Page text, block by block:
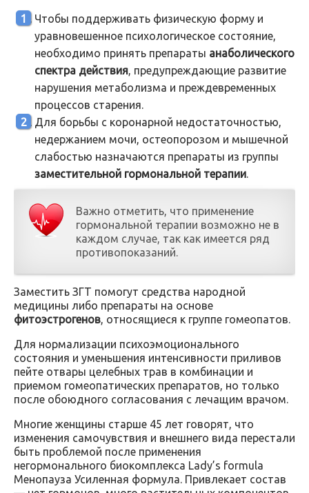
Чтобы поддерживать физическую форму и
уравновешенное психологическое состояние,
необходимо принять препараты анаболического
спектра действия, предупреждающие развитие
нарушения метаболизма и преждевременных
процессов старения.
Для борьбы с коронарной недостаточностью,
недержанием мочи, остеопорозом и мышечной
слабостью назначаются препараты из группы
заместительной гормональной терапии.
Важно отметить, что применение
гормональной терапии возможно не в
каждом случае, так как имеется ряд
противопоказаний.
Заместить ЗГТ помогут средства народной
медицины либо препараты на основе
фитоэстрогенов, относящиеся к группе гомеопатов.
Для нормализации психоэмоционального
состояния и уменьшения интенсивности приливов
пейте отвары целебных трав в комбинации и
приемом гомеопатических препаратов, но только
после обоюдного согласования с лечащим врачом.
Многие женщины старше 45 лет говорят, что
изменения самочувствия и внешнего вида перестали
быть проблемой после применения
негормонального биокомплекса Lady’s formula
Менопауза Усиленная формула. Привлекает состав